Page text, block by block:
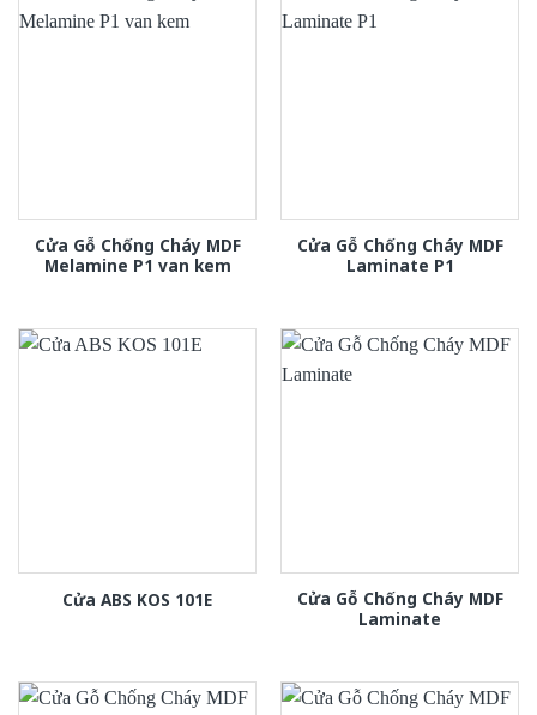
Cửa Gỗ Chống Cháy MDF
Melamine P1 van kem
Cửa Gỗ Chống Cháy MDF
Laminate P1
Cửa ABS KOS 101E
Cửa Gỗ Chống Cháy MDF
Laminate